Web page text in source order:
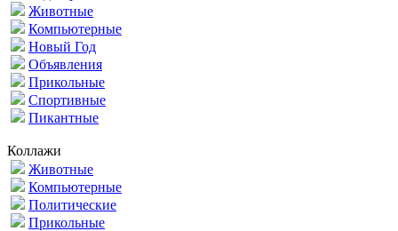
Животные
Компьютерные
Новый Год
Объявления
Прикольные
Спортивные
Пикантные
Коллажи
Животные
Компьютерные
Политические
Прикольные